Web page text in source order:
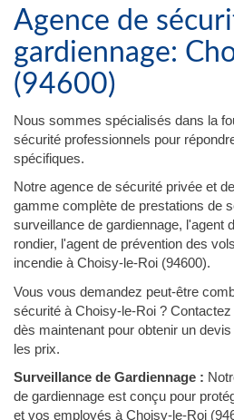
Agence de
gardiennage:
(94600)
Nous sommes spécialisés dans la
sécurité professionnels pour
spécifiques.
Notre agence de sécurité privée et
gamme complète de prestations de
surveillance de gardiennage, l'agent
rondier, l'agent de prévention des
incendie à Choisy-le-Roi (94600).
Vous vous demandez peut-être
sécurité à Choisy-le-Roi ?
dès maintenant pour obtenir un
les prix.
Surveillance de Gardiennage :
de gardiennage est conçu pour
et vos employés à Choisy-le-Roi